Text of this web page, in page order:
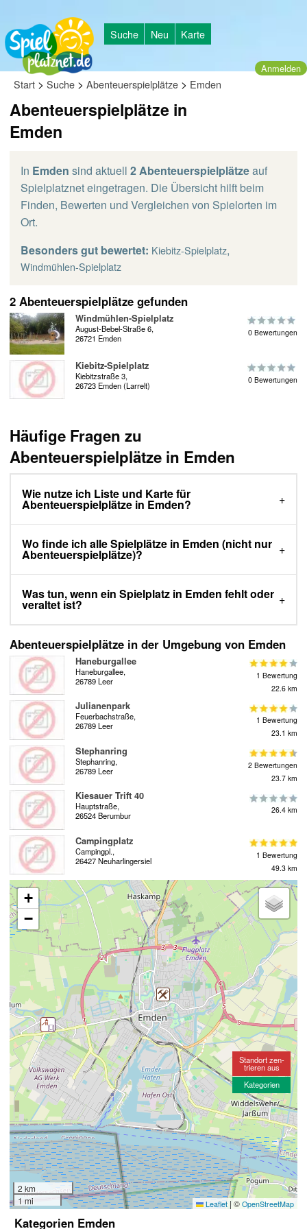
Suche Neu Karte
Anmelden
Start > Suche > Abenteuerspielplätze > Emden
Abenteuerspielplätze in
Emden
In Emden sind aktuell 2 Abenteuerspielplätzeauf
Spielplatznet eingetragen. Die Übersicht hilft beim
Finden, Bewerten und Vergleichen von Spielorten im
Ort.
Besonders gut bewertet: Kiebitz-Spielplatz,
Windmühlen-Spielplatz
2 Abenteuerspielplätze gefunden
Windmühlen-Spielplatz
August-Bebel-Straße 6,
26721 Emden
0 Bewertungen
Kiebitz-Spielplatz
Kiebitzstraße 3,
26723 Emden (Larrelt)
0 Bewertungen
Häufige Fragen zu
Abenteuerspielplätze in Emden
Wie nutze ich Liste und Karte für
Abenteuerspielplätze in Emden?
Wo finde ich alle Spielplätze in Emden (nicht nur
Abenteuerspielplätze)?
Was tun, wenn ein Spielplatz in Emden fehlt oder
veraltet ist?
Abenteuerspielplätze in der Umgebung von Emden
Haneburgallee
Haneburgallee,
26789 Leer
1 Bewertung
22.6 km
Julianenpark
Feuerbachstraße,
26789 Leer
1 Bewertung
23.1 km
Stephanring
Stephanring,
26789 Leer
2 Bewertungen
23.7 km
Kiesauer Trift 40
Hauptstraße,
26524 Berumbur
26.4 km
Campingplatz
Campingpl.,
26427 Neuharlingersiel
1 Bewertung
49.3 km
+
−
2 km
1 mi
Leaflet | © OpenStreetMap
Standort zen-
trieren aus
Kategorien
Kategorien Emden